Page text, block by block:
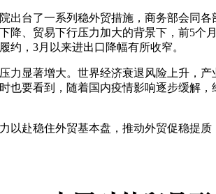
出台了一系列稳外贸措施，商务部会同
降、贸易下行压力加大的背景下，前5
约，3月以来进出口降幅有所收窄。
力显著增大。世界经济衰退风险上升，
也要看到，随着国内疫情影响逐步缓解
以赴稳住外贸基本盘，推动外贸促稳提